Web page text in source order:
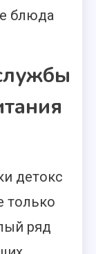
блюда
детокс
только
ряд